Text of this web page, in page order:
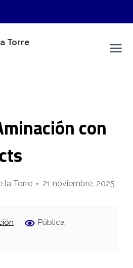
Torre
con
la Torre 21 noviembre, 2025
Pública